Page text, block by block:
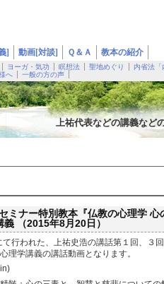
] 動画[対談] Ｑ＆Ａ 教本の紹介
ヨーガ・気功 瞑想法 聖地めぐり 内省法「
へ 一般の方の声
上祐代表などの講義など
ミナー特別教本『仏教の心理学 心
（2015年8月20日）
行われた、上祐史浩の講話第１回、３
理学講義の講話動画となります。